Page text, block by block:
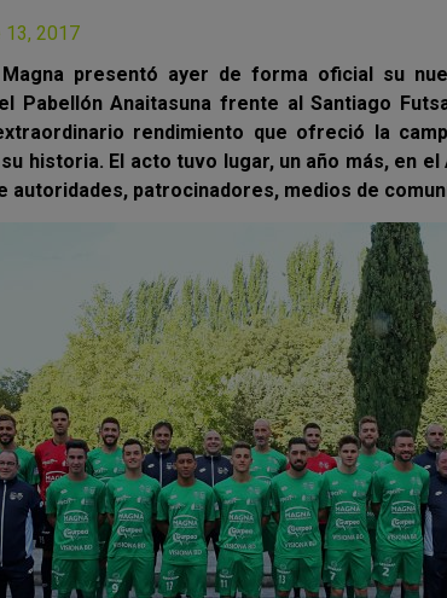
2017
Magna presentó ayer de forma oficial su
Pabellón Anaitasuna frente al Santiago
rendimiento que ofreció la
historia. El acto tuvo lugar, un año más, en
autoridades, patrocinadores, medios de